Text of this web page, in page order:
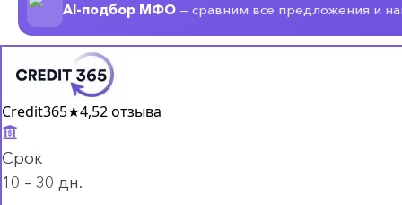
AI-подбор МФО — сравним все предложения и
Credit365★4,52 отзыва
Срок
10 – 30 дн.